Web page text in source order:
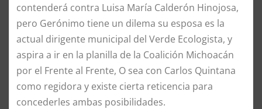
contenderá contra Luisa María Calderón Hinojosa,
pero Gerónimo tiene un dilema su esposa es la
actual dirigente municipal del Verde Ecologista, y
aspira a ir en la planilla de la Coalición Michoacán
por el Frente al Frente, O sea con Carlos Quintana
como regidora y existe cierta reticencia para
concederles ambas posibilidades.